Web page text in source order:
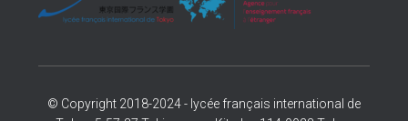
© Copyright 2018-2024 - lycée français international de